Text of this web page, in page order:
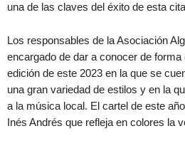
una de las claves del éxito de esta
Los responsables de la Asociación
encargado de dar a conocer de
edición de este 2023 en la que se
una gran variedad de estilos y en la
a la música local. El cartel de este
Inés Andrés que refleja en colores la